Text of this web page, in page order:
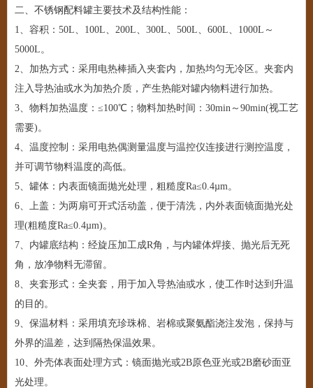
二、 不锈钢配料罐主要技术及结构性能：
1、容积：50L、100L、200L、300L、500L、600L、1000L～
5000L。
2、加热方式：采用电热棒插入夹套内，加热均匀无冷区。夹套内
注入导热油或水为加热介质，产生热能对罐内物料进行加热。
3、物料加热温度：≤100℃；物料加热时间：30min～90min(视工艺
需要)。
4、温度控制：采用电热偶测量温度与温控仪连接进行测控温度，
并可调节物料温度的高低。
5、罐体：内表面镜面抛光处理，粗糙度Ra≤0.4µm。
6、上盖：为两扇可开式活动盖，便于清洗，内外表面镜面抛光处
理(粗糙度Ra≤0.4µm)。
7、内罐底结构：经旋压加工成R角，与内罐体焊接、抛光后无死
角，放净物料无滞留。
8、夹套形式：全夹套，用于加入导热油或水，使工作时达到升温
的目的。
9、保温材料：采用填充珍珠棉、岩棉或聚氨酯浇注发泡，保持与
外界的温差，达到隔热保温效果。
10、外壳体表面处理方式：镜面抛光或2B原色亚光或2B磨砂面亚
光处理。